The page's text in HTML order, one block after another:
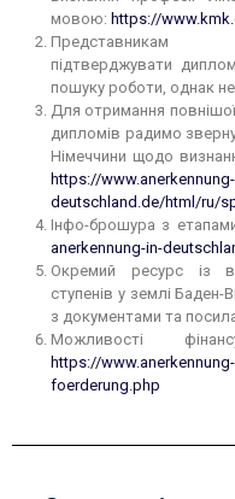
мовою: https://
Представникам
підтверджувати
пошуку роботи, однак
Для отримання
дипломів радимо
Німеччини щодо
https://
deutschland.de/html/ru/
Інфо-брошура з
anerkennung-in-
Окремий ресурс із
ступенів у землі Баден-
з документами та
Можливості
https://
foerderung.php